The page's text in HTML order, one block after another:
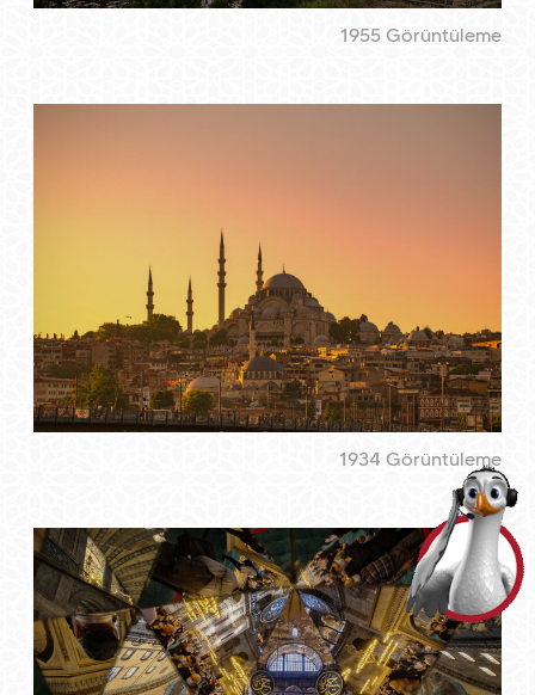
1955 Görüntüleme
1934 Görüntüleme